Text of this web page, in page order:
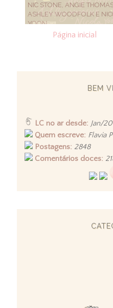
NIC STONE, ANGIE
ASHLEY WOODFOLK E
YOON
Página inicial
BEM
LC no ar desde: Jan/
Quem escreve: Flavia
Postagens: 2848
Comentários doces: